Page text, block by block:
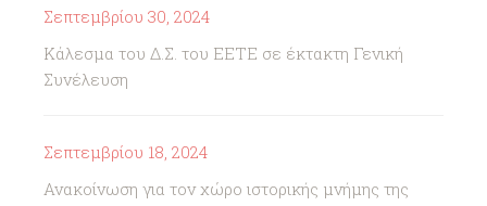
Σεπτεμβρίου 30, 2024
Κάλεσμα του Δ.Σ. του ΕΕΤΕ σε έκτακτη Γενική
Συνέλευση
Σεπτεμβρίου 18, 2024
Ανακοίνωση για τον χώρο ιστορικής μνήμης της